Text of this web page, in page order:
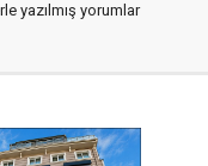
yazılmış yorumlar